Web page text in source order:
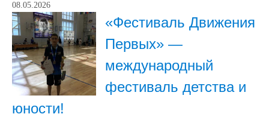
08.05.2026
«Фестиваль Движения
Первых» —
международный
фестиваль детства и
юности!